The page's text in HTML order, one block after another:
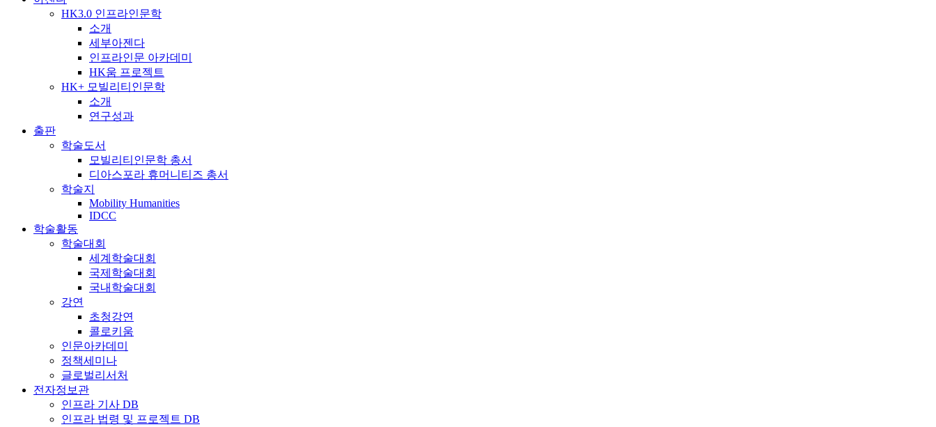
HK3.0 인프라인문학
소개
세부아젠다
인프라인문 아카데미
HK움 프로젝트
HK+ 모빌리티인문학
소개
연구성과
출판
학술도서
모빌리티인문학 총서
디아스포라 휴머니티즈 총서
학술지
Mobility Humanities
IDCC
학술활동
학술대회
세계학술대회
국제학술대회
국내학술대회
강연
초청강연
콜로키움
인문아카데미
정책세미나
글로벌리서처
전자정보관
인프라 기사 DB
인프라 법령 및 프로젝트 DB